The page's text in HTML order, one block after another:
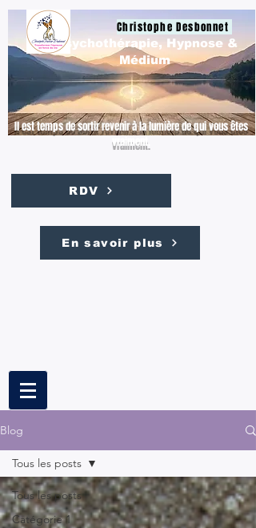
Christophe Desbonnet
Il est temps de sortir revenir à la lumière de qui vous êtes
vraiment.
Psychothérapie, Hypnose &
Médium
RDV
En savoir plus
Blog
Tous les posts
Catégorie 1
Tous les posts